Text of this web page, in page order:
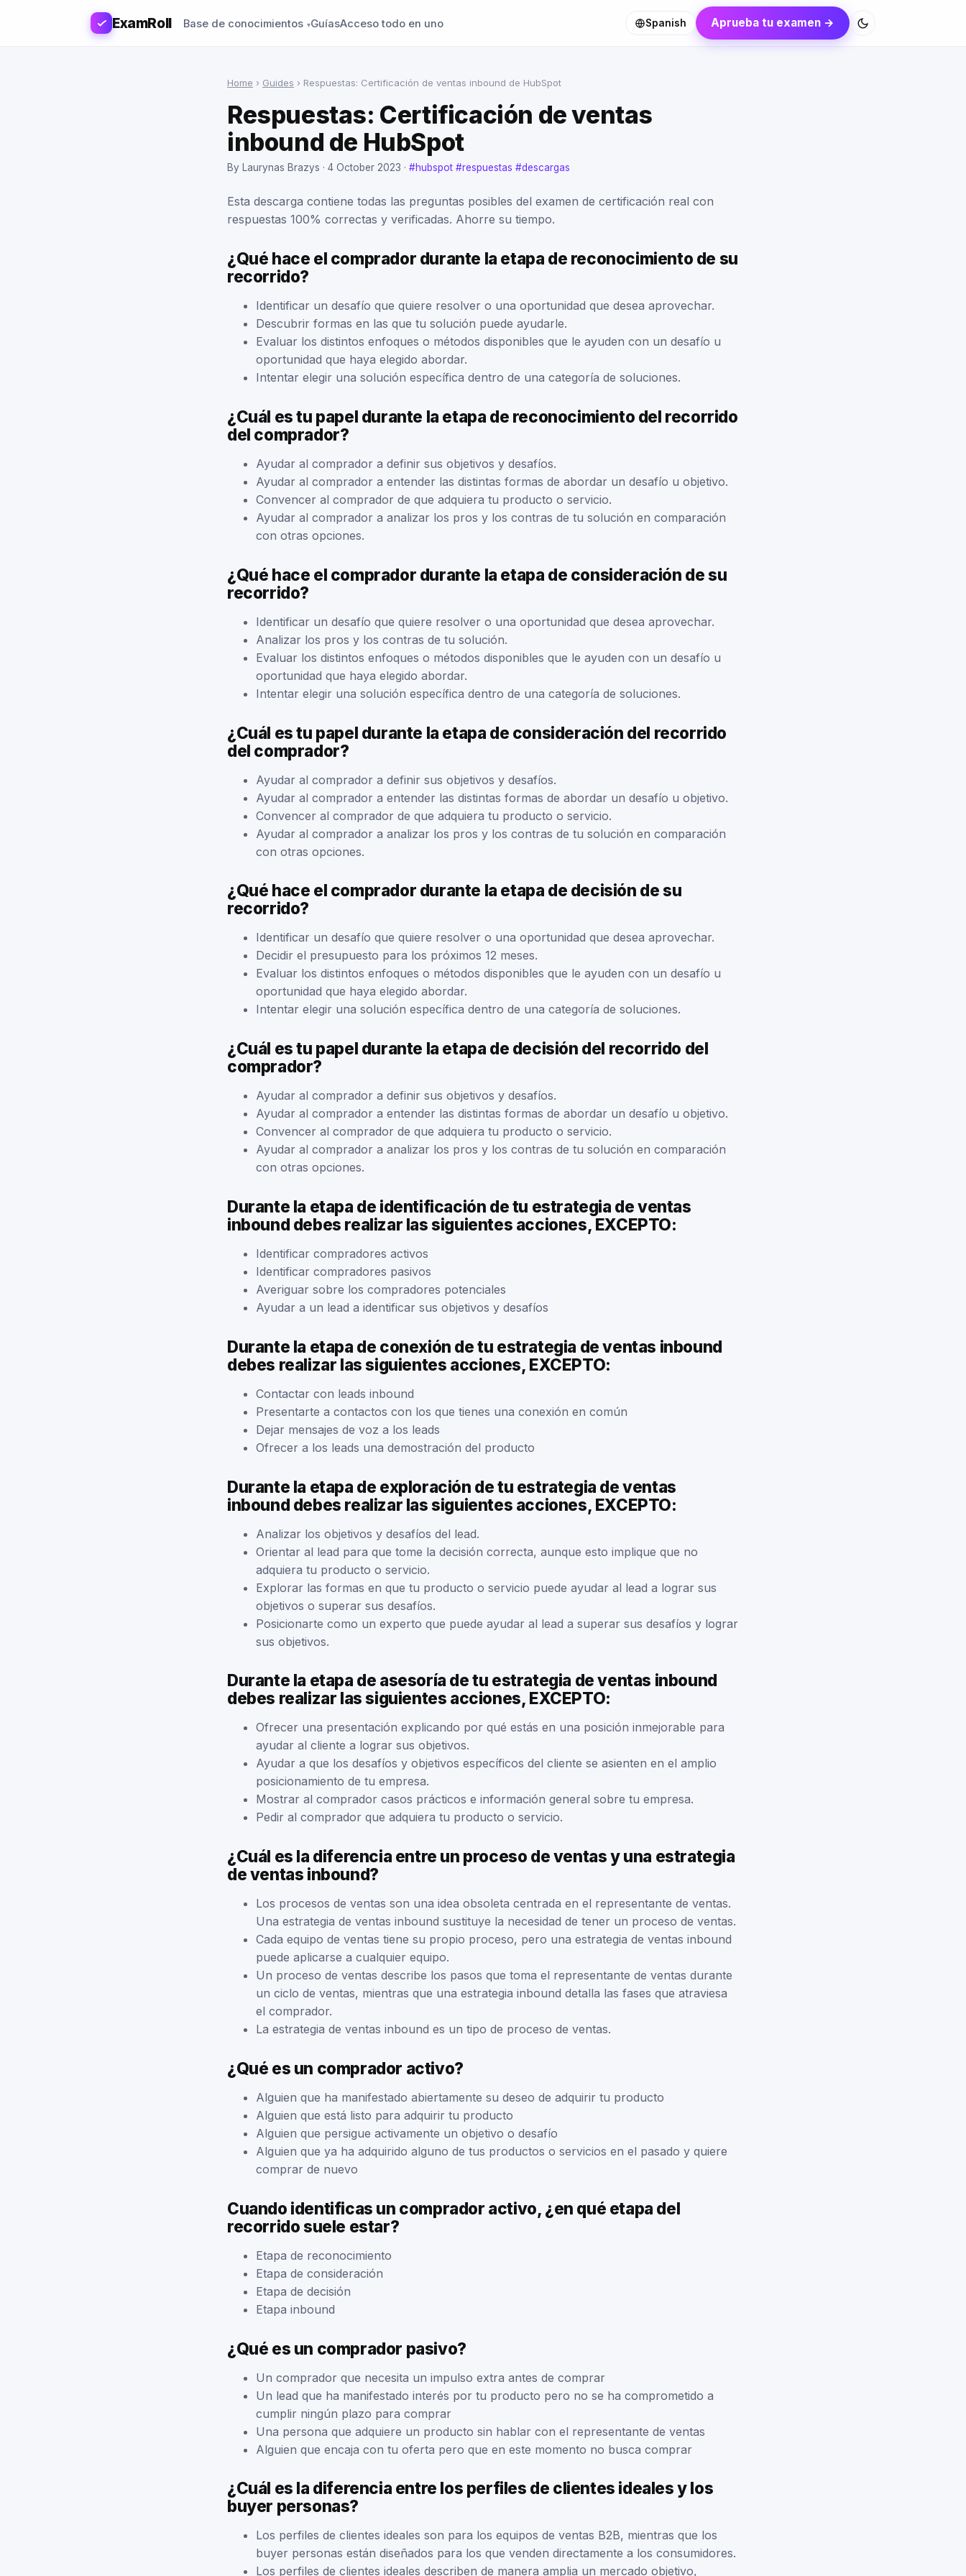
ExamRoll Base de conocimientos GuíasAcceso todo en uno Spanish Aprueba tu examen →
Home › Guides › Respuestas: Certificación de ventas inbound de HubSpot
Respuestas: Certificación de ventas
inbound de HubSpot
By Laurynas Brazys · 4 October 2023 · #hubspot #respuestas #descargas
Esta descarga contiene todas las preguntas posibles del examen de certificación real con
respuestas 100% correctas y verificadas. Ahorre su tiempo.
¿Qué hace el comprador durante la etapa de reconocimiento de su
recorrido?
Identificar un desafío que quiere resolver o una oportunidad que desea aprovechar.
Descubrir formas en las que tu solución puede ayudarle.
Evaluar los distintos enfoques o métodos disponibles que le ayuden con un desafío u
oportunidad que haya elegido abordar.
Intentar elegir una solución específica dentro de una categoría de soluciones.
¿Cuál es tu papel durante la etapa de reconocimiento del recorrido
del comprador?
Ayudar al comprador a definir sus objetivos y desafíos.
Ayudar al comprador a entender las distintas formas de abordar un desafío u objetivo.
Convencer al comprador de que adquiera tu producto o servicio.
Ayudar al comprador a analizar los pros y los contras de tu solución en comparación
con otras opciones.
¿Qué hace el comprador durante la etapa de consideración de su
recorrido?
Identificar un desafío que quiere resolver o una oportunidad que desea aprovechar.
Analizar los pros y los contras de tu solución.
Evaluar los distintos enfoques o métodos disponibles que le ayuden con un desafío u
oportunidad que haya elegido abordar.
Intentar elegir una solución específica dentro de una categoría de soluciones.
¿Cuál es tu papel durante la etapa de consideración del recorrido
del comprador?
Ayudar al comprador a definir sus objetivos y desafíos.
Ayudar al comprador a entender las distintas formas de abordar un desafío u objetivo.
Convencer al comprador de que adquiera tu producto o servicio.
Ayudar al comprador a analizar los pros y los contras de tu solución en comparación
con otras opciones.
¿Qué hace el comprador durante la etapa de decisión de su
recorrido?
Identificar un desafío que quiere resolver o una oportunidad que desea aprovechar.
Decidir el presupuesto para los próximos 12 meses.
Evaluar los distintos enfoques o métodos disponibles que le ayuden con un desafío u
oportunidad que haya elegido abordar.
Intentar elegir una solución específica dentro de una categoría de soluciones.
¿Cuál es tu papel durante la etapa de decisión del recorrido del
comprador?
Ayudar al comprador a definir sus objetivos y desafíos.
Ayudar al comprador a entender las distintas formas de abordar un desafío u objetivo.
Convencer al comprador de que adquiera tu producto o servicio.
Ayudar al comprador a analizar los pros y los contras de tu solución en comparación
con otras opciones.
Durante la etapa de identificación de tu estrategia de ventas
inbound debes realizar las siguientes acciones, EXCEPTO:
Identificar compradores activos
Identificar compradores pasivos
Averiguar sobre los compradores potenciales
Ayudar a un lead a identificar sus objetivos y desafíos
Durante la etapa de conexión de tu estrategia de ventas inbound
debes realizar las siguientes acciones, EXCEPTO:
Contactar con leads inbound
Presentarte a contactos con los que tienes una conexión en común
Dejar mensajes de voz a los leads
Ofrecer a los leads una demostración del producto
Durante la etapa de exploración de tu estrategia de ventas
inbound debes realizar las siguientes acciones, EXCEPTO:
Analizar los objetivos y desafíos del lead.
Orientar al lead para que tome la decisión correcta, aunque esto implique que no
adquiera tu producto o servicio.
Explorar las formas en que tu producto o servicio puede ayudar al lead a lograr sus
objetivos o superar sus desafíos.
Posicionarte como un experto que puede ayudar al lead a superar sus desafíos y lograr
sus objetivos.
Durante la etapa de asesoría de tu estrategia de ventas inbound
debes realizar las siguientes acciones, EXCEPTO:
Ofrecer una presentación explicando por qué estás en una posición inmejorable para
ayudar al cliente a lograr sus objetivos.
Ayudar a que los desafíos y objetivos específicos del cliente se asienten en el amplio
posicionamiento de tu empresa.
Mostrar al comprador casos prácticos e información general sobre tu empresa.
Pedir al comprador que adquiera tu producto o servicio.
¿Cuál es la diferencia entre un proceso de ventas y una estrategia
de ventas inbound?
Los procesos de ventas son una idea obsoleta centrada en el representante de ventas.
Una estrategia de ventas inbound sustituye la necesidad de tener un proceso de ventas.
Cada equipo de ventas tiene su propio proceso, pero una estrategia de ventas inbound
puede aplicarse a cualquier equipo.
Un proceso de ventas describe los pasos que toma el representante de ventas durante
un ciclo de ventas, mientras que una estrategia inbound detalla las fases que atraviesa
el comprador.
La estrategia de ventas inbound es un tipo de proceso de ventas.
¿Qué es un comprador activo?
Alguien que ha manifestado abiertamente su deseo de adquirir tu producto
Alguien que está listo para adquirir tu producto
Alguien que persigue activamente un objetivo o desafío
Alguien que ya ha adquirido alguno de tus productos o servicios en el pasado y quiere
comprar de nuevo
Cuando identificas un comprador activo, ¿en qué etapa del
recorrido suele estar?
Etapa de reconocimiento
Etapa de consideración
Etapa de decisión
Etapa inbound
¿Qué es un comprador pasivo?
Un comprador que necesita un impulso extra antes de comprar
Un lead que ha manifestado interés por tu producto pero no se ha comprometido a
cumplir ningún plazo para comprar
Una persona que adquiere un producto sin hablar con el representante de ventas
Alguien que encaja con tu oferta pero que en este momento no busca comprar
¿Cuál es la diferencia entre los perfiles de clientes ideales y los
buyer personas?
Los perfiles de clientes ideales son para los equipos de ventas B2B, mientras que los
buyer personas están diseñados para los que venden directamente a los consumidores.
Los perfiles de clientes ideales describen de manera amplia un mercado objetivo,